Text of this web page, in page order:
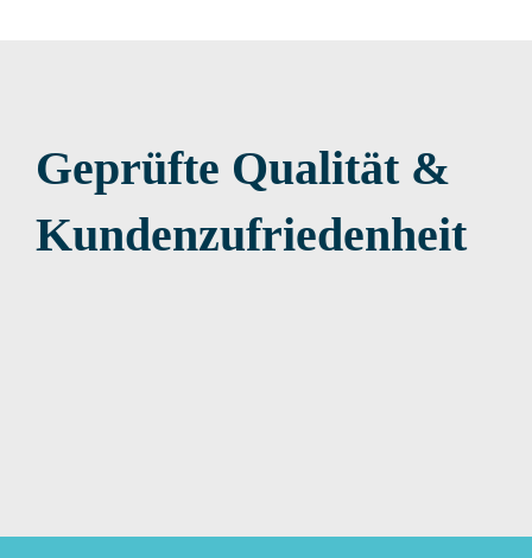
Geprüfte Qualität &
Kundenzufriedenheit